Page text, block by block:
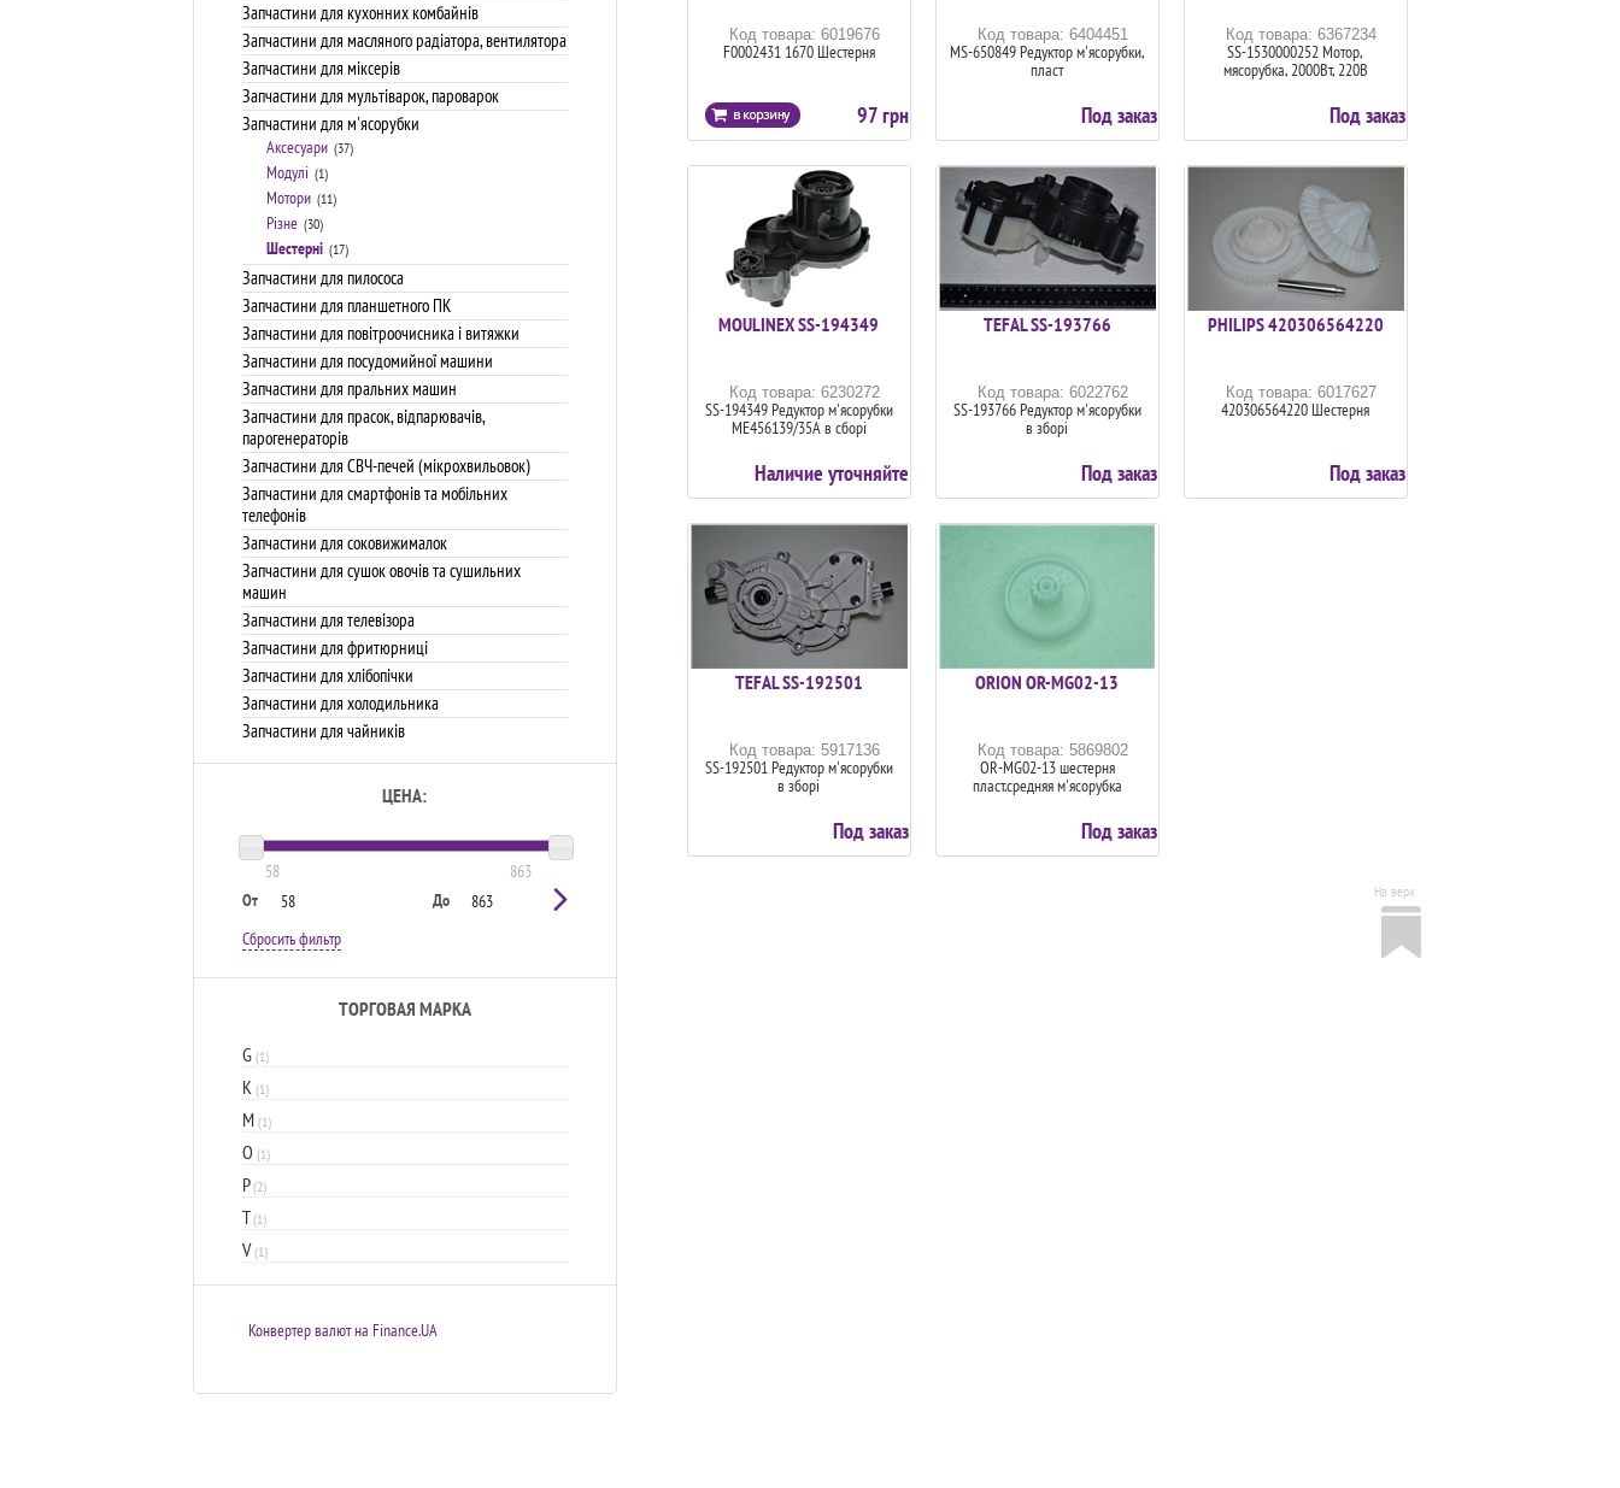
Код товара: 6019676
F0002431 1670 Шестерня
97 грн
Код товара: 6404451
MS-650849 Редуктор м'ясорубки,
пласт
Под заказ
Код товара: 6367234
SS-1530000252 Мотор,
мясорубка, 2000Вт, 220В
Под заказ
MOULINEX SS-194349
Код товара: 6230272
SS-194349 Редуктор м'ясорубки
ME456139/35A в сборі
Наличие уточняйте
TEFAL SS-193766
Код товара: 6022762
SS-193766 Редуктор м'ясорубки
в зборі
Под заказ
PHILIPS 420306564220
Код товара: 6017627
420306564220 Шестерня
Под заказ
TEFAL SS-192501
Код товара: 5917136
SS-192501 Редуктор м'ясорубки
в зборі
Под заказ
ORION OR-MG02-13
Код товара: 5869802
OR-MG02-13 шестерня
пласт.средняя м'ясорубка
Под заказ
На верх
Запчастини для кухонних комбайнів
Запчастини для масляного радіатора, вентилятора
Запчастини для міксерів
Запчастини для мультіварок, пароварок
Запчастини для м'ясорубки
Аксесуари (37)
Модулі (1)
Мотори (11)
Різне (30)
Шестерні (17)
Запчастини для пилососа
Запчастини для планшетного ПК
Запчастини для повітроочисника і витяжки
Запчастини для посудомийної машини
Запчастини для пральних машин
Запчастини для прасок, відпарювачів,
парогенераторів
Запчастини для СВЧ-печей (мікрохвильовок)
Запчастини для смартфонів та мобільних
телефонів
Запчастини для соковижималок
Запчастини для сушок овочів та сушильних
машин
Запчастини для телевізора
Запчастини для фритюрниці
Запчастини для хлібопічки
Запчастини для холодильника
Запчастини для чайників
ЦЕНА:
58
863
От
До
Сбросить фильтр
ТОРГОВАЯ МАРКА
G (1)
K (1)
M (1)
O (1)
P(2)
T(1)
V(1)
Конвертер валют на Finance.UA